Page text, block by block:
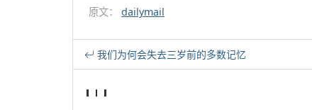
原文： dailymail
我们为何会失去三岁前的多数记忆